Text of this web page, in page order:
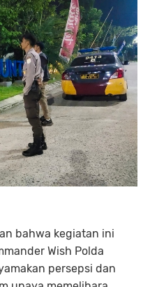
bahwa kegiatan ini
Wish Polda
persepsi dan